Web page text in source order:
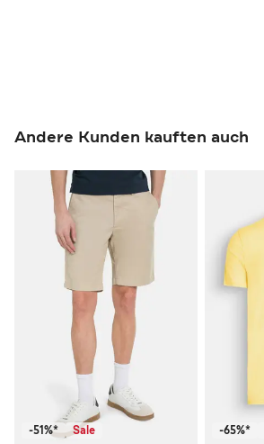
Andere Kunden kauften auch
-51%* Sale -65%*